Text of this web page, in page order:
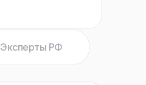
Эксперты РФ